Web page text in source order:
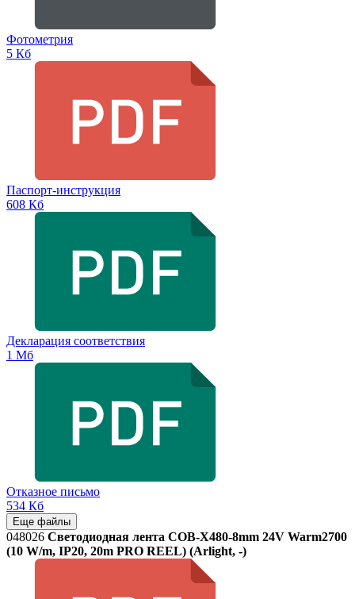
Фотометрия
5 Кб
Паспорт-инструкция
608 Кб
Декларация соответствия
1 Мб
Отказное письмо
534 Кб
Еще файлы
048026 Светодиодная лента COB-X480-8mm 24V Warm2700
(10 W/m, IP20, 20m PRO REEL) (Arlight, -)